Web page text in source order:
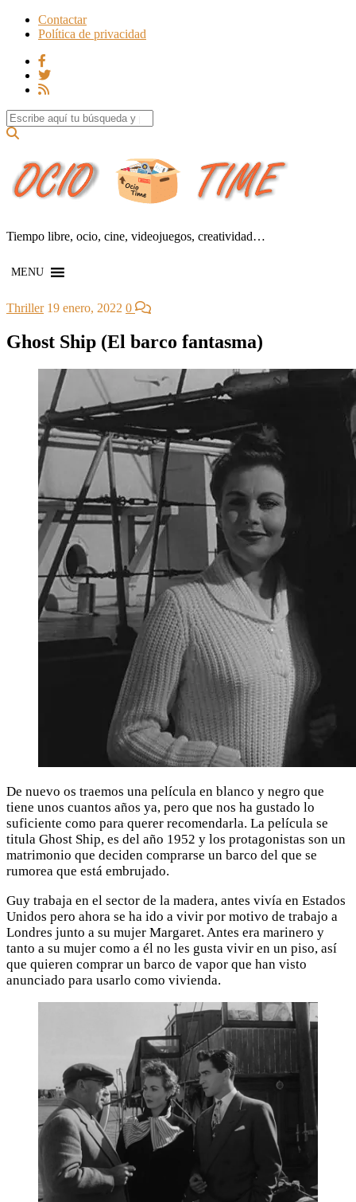
Contactar
Política de privacidad
Search for:
Tiempo libre, ocio, cine, videojuegos, creatividad…
MENU
Thriller 19 enero, 2022 0
Ghost Ship (El barco fantasma)
De nuevo os traemos una película en blanco y negro que
tiene unos cuantos años ya, pero que nos ha gustado lo
suficiente como para querer recomendarla. La película se
titula Ghost Ship, es del año 1952 y los protagonistas son un
matrimonio que deciden comprarse un barco del que se
rumorea que está embrujado.
Guy trabaja en el sector de la madera, antes vivía en Estados
Unidos pero ahora se ha ido a vivir por motivo de trabajo a
Londres junto a su mujer Margaret. Antes era marinero y
tanto a su mujer como a él no les gusta vivir en un piso, así
que quieren comprar un barco de vapor que han visto
anunciado para usarlo como vivienda.